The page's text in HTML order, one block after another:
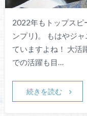
2022年もトップスピ
ンプリ)。 もはやジ
ていますよね！ 大活
での活躍も目…
続きを読む